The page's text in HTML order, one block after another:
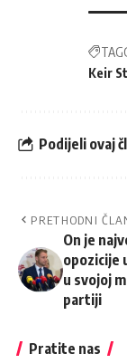
Keir
Podijeli ovaj
PRETHODNI
On je
opozicije
u svojoj
partiji
Pratite nas